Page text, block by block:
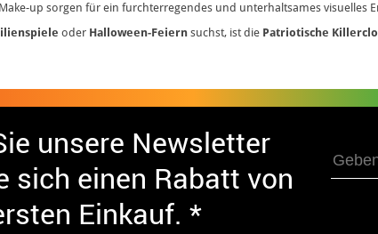
up sorgen für ein furchterregendes und unterhaltsames visuelles
oder Halloween-Feiern suchst, ist die Patriotische
unsere Newsletter
sich einen Rabatt von
Einkauf. *